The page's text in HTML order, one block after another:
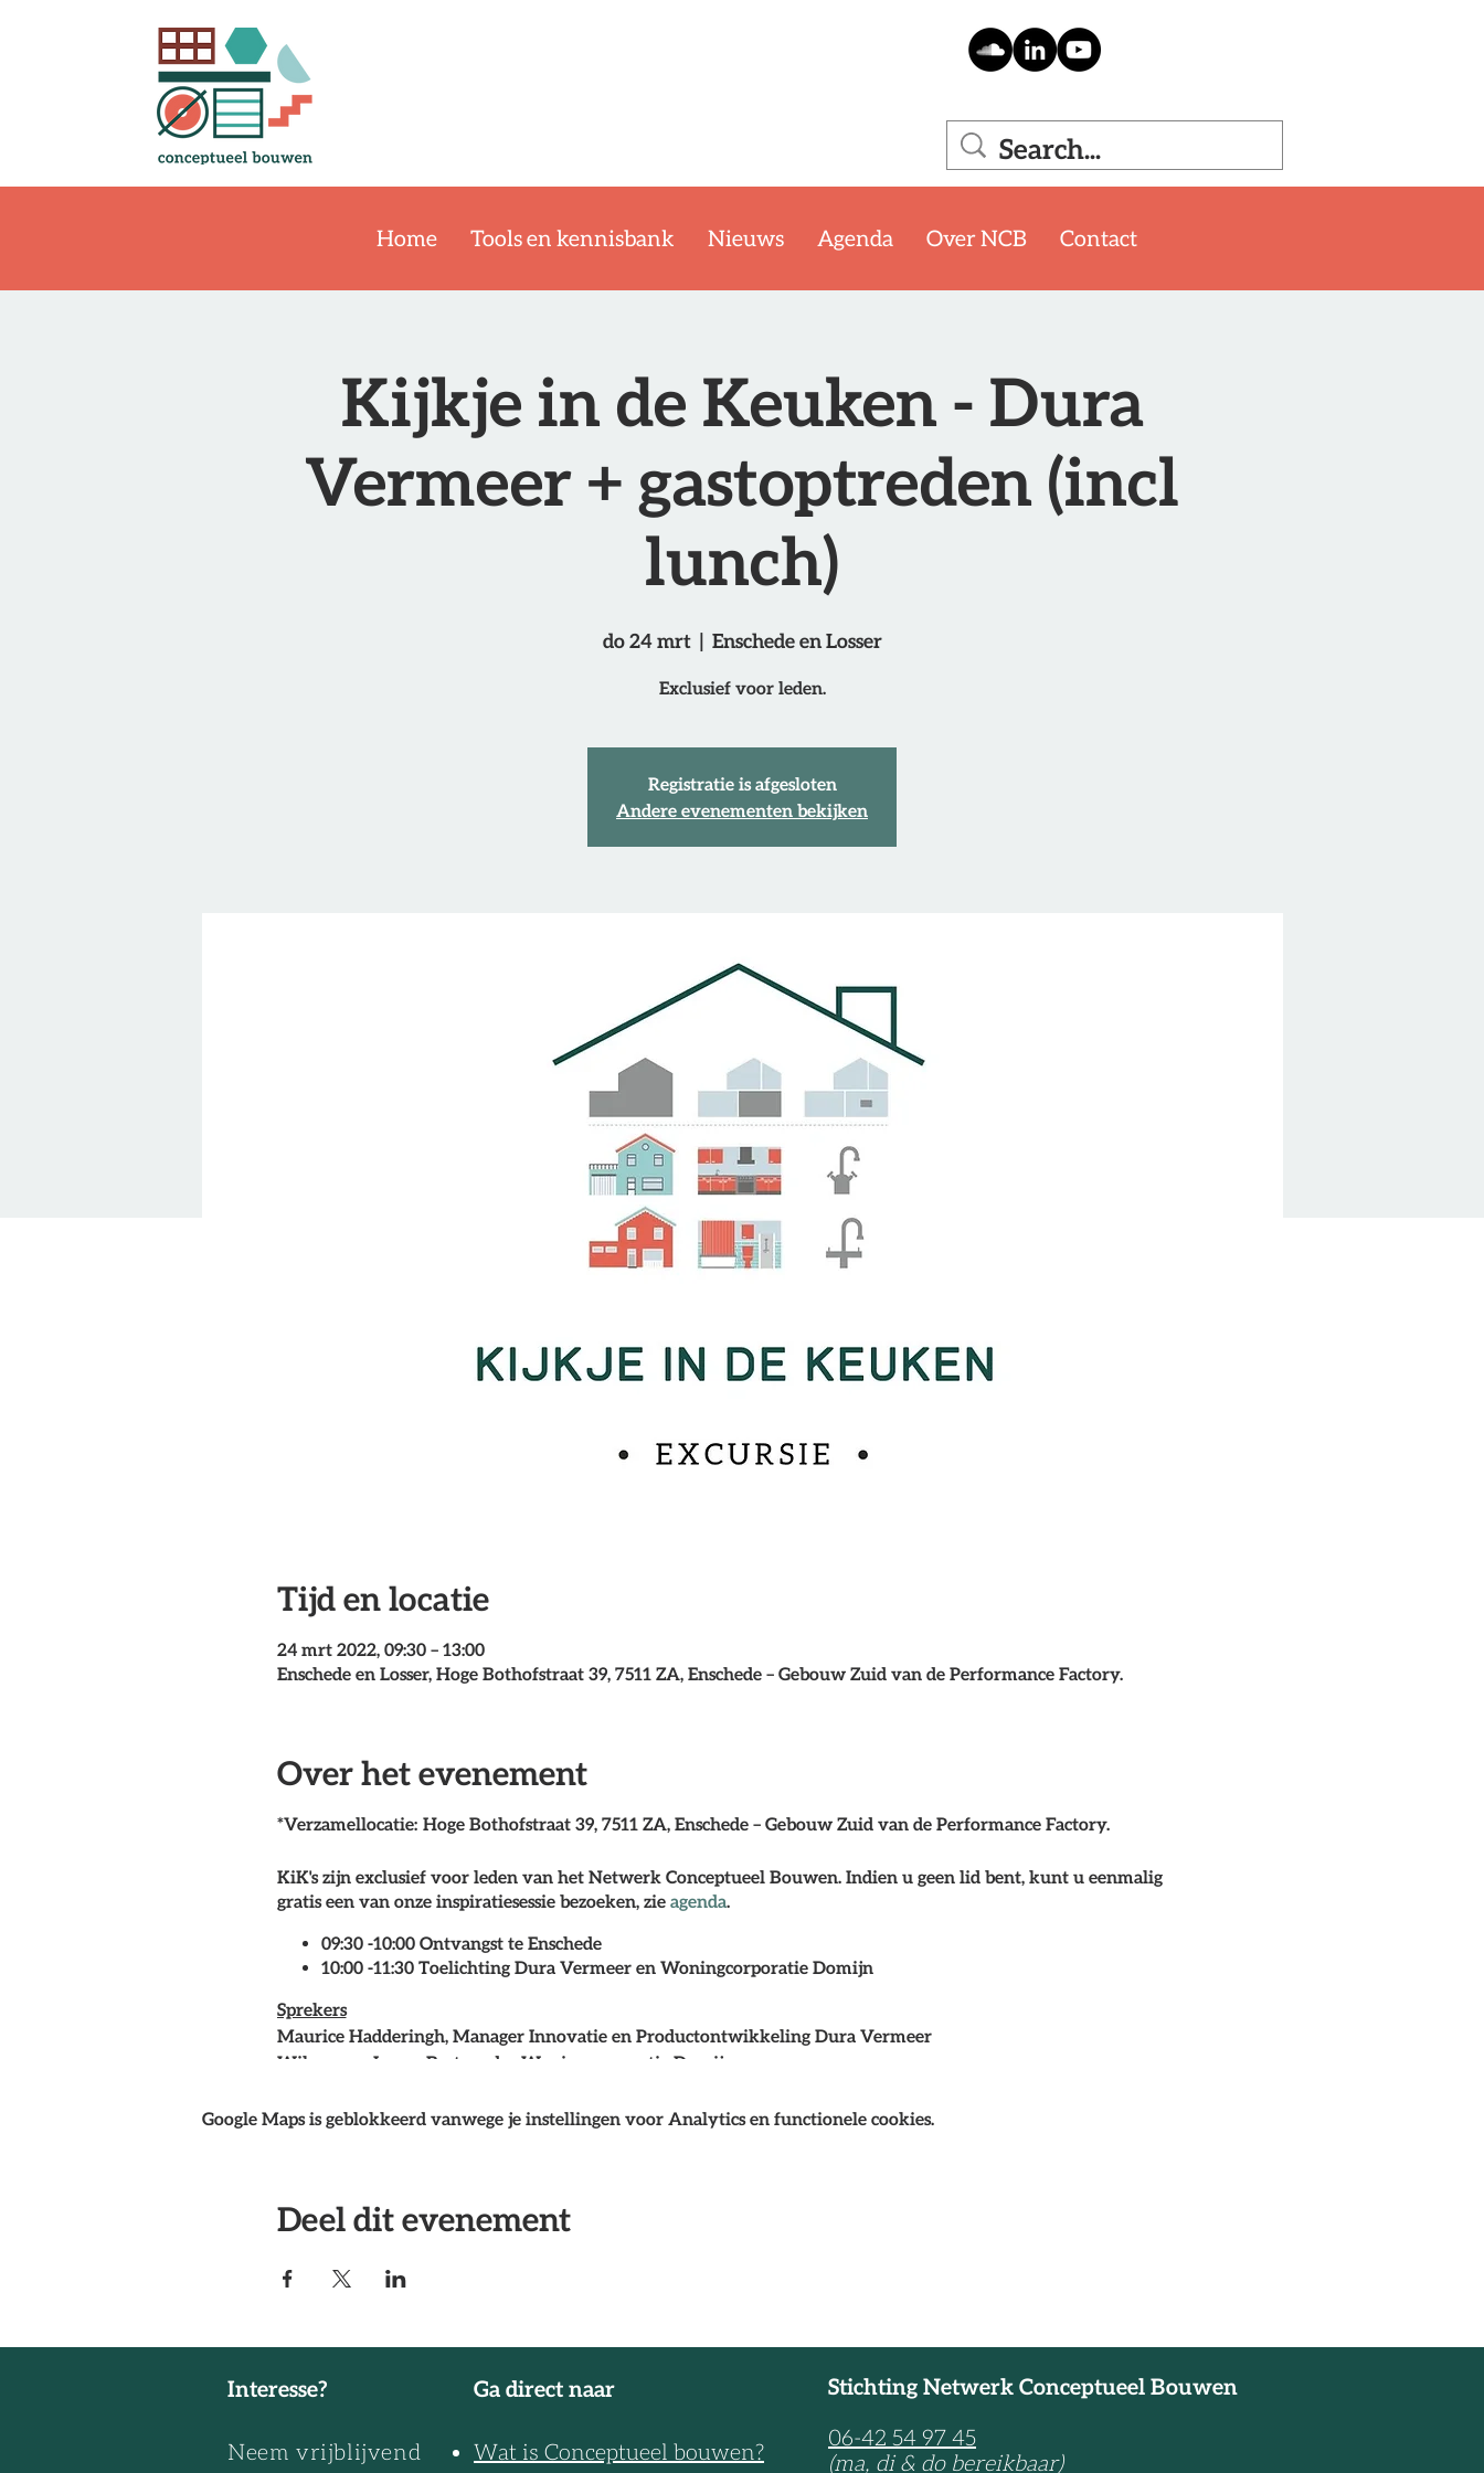
Home Tools en kennisbank Nieuws Agenda Over NCB Contact
Kijkje in de Keuken - Dura
Vermeer + gastoptreden (incl
lunch)
do 24 mrt
  |
Enschede en Losser
Exclusief voor leden.
Registratie is afgesloten
Andere evenementen bekijken
Tijd en locatie
24 mrt 2022, 09:30 – 13:00
Enschede en Losser, Hoge Bothofstraat 39, 7511 ZA, Enschede – Gebouw Zuid van de Performance Factory.
Over het evenement
*Verzamellocatie: Hoge Bothofstraat 39, 7511 ZA, Enschede – Gebouw Zuid van de Performance Factory.
KiK's zijn exclusief voor leden van het Netwerk Conceptueel Bouwen. Indien u geen lid bent, kunt u eenmalig
gratis een van onze inspiratiesessie bezoeken, zie agenda.
09:30 -10:00 Ontvangst te Enschede
10:00 -11:30 Toelichting Dura Vermeer en Woningcorporatie Domijn
Sprekers
Maurice Hadderingh, Manager Innovatie en Productontwikkeling Dura Vermeer
Wilma van Ingen, Bestuurder Woningcorporatie Domijn
Google Maps is geblokkeerd vanwege je instellingen voor Analytics en functionele cookies.
Deel dit evenement
Interesse?
Neem vrijblijvend
Ga direct naar
Wat is Conceptueel bouwen?
Stichting Netwerk Conceptueel Bouwen
06-42 54 97 45
(ma, di & do bereikbaar)